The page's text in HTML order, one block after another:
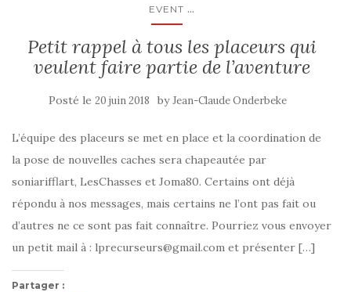
EVENT ...
Petit rappel à tous les placeurs qui
veulent faire partie de l’aventure
Posté le 20 juin 2018 byJean-Claude Onderbeke
L’équipe des placeurs se met en place et la coordination de
la pose de nouvelles caches sera chapeautée par
soniarifflart, LesChasses et Joma80. Certains ont déjà
répondu à nos messages, mais certains ne l’ont pas fait ou
d’autres ne ce sont pas fait connaître. Pourriez vous envoyer
un petit mail à : lprecurseurs@gmail.com et présenter […]
Partager :